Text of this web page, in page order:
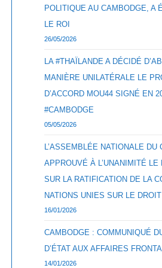
POLITIQUE AU CAMBODGE, A
LE ROI
26/05/2026
LA #THAÏLANDE A DÉCIDÉ
MANIÈRE UNILATÉRALE LE
D’ACCORD MOU44 SIGNÉ EN
#CAMBODGE
05/05/2026
L’ASSEMBLÉE NATIONALE DU
APPROUVÉ À L’UNANIMITÉ LE
SUR LA RATIFICATION DE LA
NATIONS UNIES SUR LE
16/01/2026
CAMBODGE : COMMUNIQUÉ
D’ÉTAT AUX AFFAIRES
14/01/2026